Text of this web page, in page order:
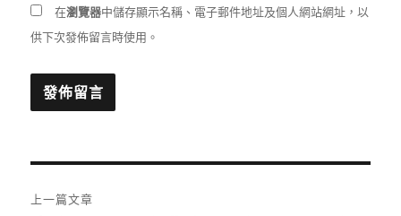
在瀏覽器中儲存顯示名稱、電子郵件地址及個人網站網址，以
供下次發佈留言時使用。
上一篇文章